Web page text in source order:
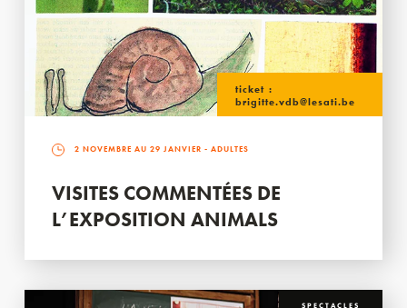
ticket :
brigitte.vdb@lesati.be
2 NOVEMBRE AU 29 JANVIER - ADULTES
VISITES COMMENTÉES DE
L’EXPOSITION ANIMALS
SPECTACLES